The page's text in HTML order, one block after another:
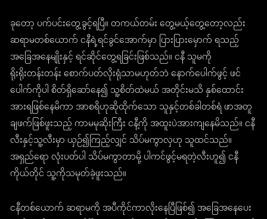
ခုတော့ ပက်ပင်းတွေ့ခွင့်ရပြီ။ တကယ်တမ်း တွေ့မယ့်တွေ့တော့လည်း
ဆရာမတစ်ယောက် ငနီရဲ့ရင်ခွင်အောက်မှာ ပြားပြားမှောက် ရသည့်
အခြေအနေမျိုးနှင့် ရင်ဆိုင်တွေ့ရခြင်းဖြစ်သည်။ ငနီ သူမကို
ရိုးရိုးတန်းတန်း စောက်ပတ်လိုးရုံသာမဟုတ်ဘဲ နောက်ပေါက်ဖွင့် ဖင်
ပေါက်ကိုပါ စိတ်ရှိဆော်နေ၍ သူ့စိတ်ထဲမယ် အတိုင်းမသိ နှစ်ထောင်း
အားရဖြစ်နေမိကာ အာစရိဟုဆိုထိုက်သော သူနှင့်တစ်ခါတစ်ရံ ဖာအတူ
ချဖက်ဖြစ်ဖူးသည့် ကာမမုဆိုးကြီး ငနီ့ကို အထူးပဲအားကျနေမိသည်။ ငနီ
လီးနှင့်သူ့လီးမှာ ယှဉ်၍ကြည့်လျှင် သိပ်မကွာလှဟု သူထင်သည်။
အရှည်ရော လုံးပတ်ပါ သိပ်မကွာတာမို့ ပါကင်ဖွင့်မရတဲ့လီးဟူ၍ ငနီ
ကိုယ်တိုင် သူ့ကိုသမုတ်ခဲ့ဖူးသည်။
ငနီတစ်ယောက် ဆရာမကို အပီကိုင်ကာလိုးနေပြီဖြစ်၍ အခြေအနေပေး